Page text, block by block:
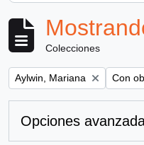
Colecciones
Remove filter:
Aylwin, Mariana Con
Opciones